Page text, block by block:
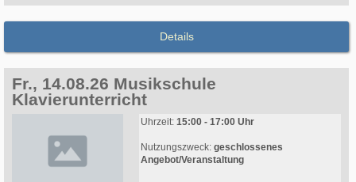
Details
Fr., 14.08.26 Musikschule
Klavierunterricht
Uhrzeit: 15:00 - 17:00 Uhr
Nutzungszweck: geschlossenes
Angebot/Veranstaltung